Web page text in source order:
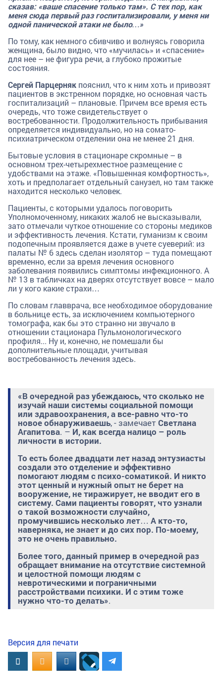
сказав: «ваше спасение только там». С тех пор, как
меня сюда первый раз госпитализировали, у меня ни
одной панической атаки не было…»
По тому, как немного сбивчиво и волнуясь говорила
женщина, было видно, что «мучилась» и «спасение»
для нее – не фигура речи, а глубоко прожитые
состояния.
Сергей Парцерняк пояснил, что к ним хоть и привозят
пациентов в экстренном порядке, но основная часть
госпитализаций – плановые. Причем все время есть
очередь, что тоже свидетельствует о
востребованности. Продолжительность прибывания
определяется индивидуально, но на сомато-
психиатрическом отделении она не менее 21 дня.
Бытовые условия в стационаре скромные – в
основном трех-четырехместное размещение с
удобствами на этаже. «Повышенная комфортность»,
хоть и предполагает отдельный санузел, но там также
находится несколько человек.
Пациенты, с которыми удалось поговорить
Уполномоченному, никаких жалоб не высказывали,
зато отмечали чуткое отношение со стороны медиков
и эффективность лечения. Кстати, гуманизм к своим
подопечным проявляется даже в учете суеверий: из
палаты № 6 здесь сделан изолятор – туда помещают
временно, если за время лечения основного
заболевания появились симптомы инфекционного. А
№ 13 в табличках на дверях отсутствует вовсе – мало
ли у кого какие страхи…
По словам главврача, все необходимое оборудование
в больнице есть, за исключением компьютерного
томографа, как бы это странно ни звучало в
отношении стационара Пульмонологического
профиля... Ну и, конечно, не помешали бы
дополнительные площади, учитывая
востребованность лечения здесь.
«В очередной раз убеждаюсь, что сколько не
изучай наши системы социальной помощи
или здравоохранения, а все-равно что-то
новое обнаруживаешь, - замечает Светлана
Агапитова. – И, как всегда налицо – роль
личности в истории.
То есть более двадцати лет назад энтузиасты
создали это отделение и эффективно
помогают людям с психо-соматикой. И никто
этот ценный и нужный опыт не берет на
вооружение, не тиражирует, не вводит его в
систему. Сами пациенты говорят, что узнали
о такой возможности случайно,
промучившись несколько лет… А кто-то,
наверняка, не знает и до сих пор. По-моему,
это не очень правильно.
Более того, данный пример в очередной раз
обращает внимание на отсутствие системной
и целостной помощи людям с
невротическими и пограничными
расстройствами психики. И с этим тоже
нужно что-то делать».
Версия для печати
ВконтактеOK.RUMAIL.RU